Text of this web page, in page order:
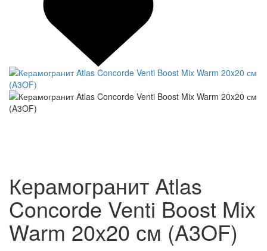
Керамогранит Atlas
Concorde Venti Boost Mix
Warm 20x20 см (A3OF)